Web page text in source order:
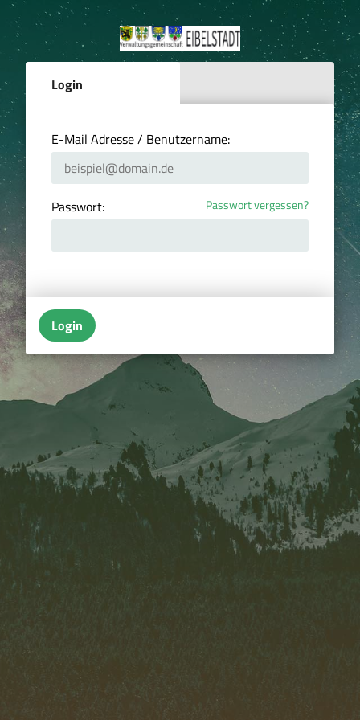
Login
E-Mail Adresse / Benutzername:
Passwort: Passwort vergessen?
Login